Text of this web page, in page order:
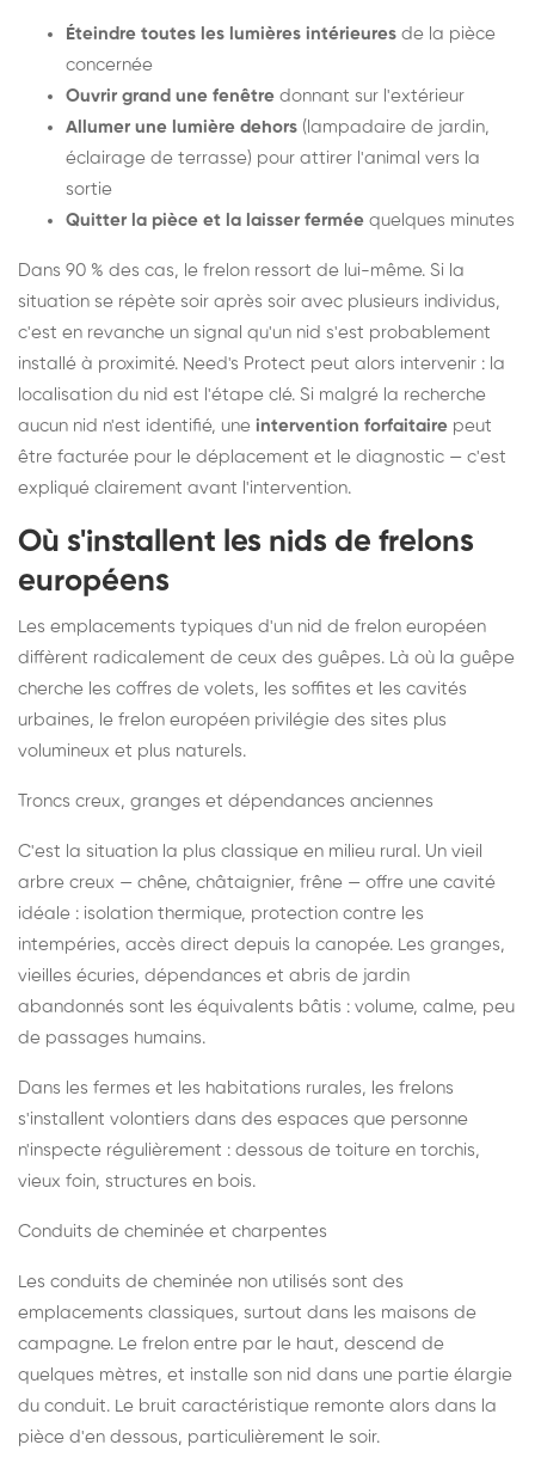
Éteindre toutes les lumières intérieures de la pièce
concernée
Ouvrir grand une fenêtre donnant sur l'extérieur
Allumer une lumière dehors (lampadaire de jardin,
éclairage de terrasse) pour attirer l'animal vers la
sortie
Quitter la pièce et la laisser fermée quelques minutes
Dans 90 % des cas, le frelon ressort de lui-même. Si la
situation se répète soir après soir avec plusieurs individus,
c'est en revanche un signal qu'un nid s'est probablement
installé à proximité. Need's Protect peut alors intervenir : la
localisation du nid est l'étape clé. Si malgré la recherche
aucun nid n'est identifié, une intervention forfaitaire peut
être facturée pour le déplacement et le diagnostic — c'est
expliqué clairement avant l'intervention.
Où s'installent les nids de frelons
européens
Les emplacements typiques d'un nid de frelon européen
diffèrent radicalement de ceux des guêpes. Là où la guêpe
cherche les coffres de volets, les soffites et les cavités
urbaines, le frelon européen privilégie des sites plus
volumineux et plus naturels.
Troncs creux, granges et dépendances anciennes
C'est la situation la plus classique en milieu rural. Un vieil
arbre creux — chêne, châtaignier, frêne — offre une cavité
idéale : isolation thermique, protection contre les
intempéries, accès direct depuis la canopée. Les granges,
vieilles écuries, dépendances et abris de jardin
abandonnés sont les équivalents bâtis : volume, calme, peu
de passages humains.
Dans les fermes et les habitations rurales, les frelons
s'installent volontiers dans des espaces que personne
n'inspecte régulièrement : dessous de toiture en torchis,
vieux foin, structures en bois.
Conduits de cheminée et charpentes
Les conduits de cheminée non utilisés sont des
emplacements classiques, surtout dans les maisons de
campagne. Le frelon entre par le haut, descend de
quelques mètres, et installe son nid dans une partie élargie
du conduit. Le bruit caractéristique remonte alors dans la
pièce d'en dessous, particulièrement le soir.